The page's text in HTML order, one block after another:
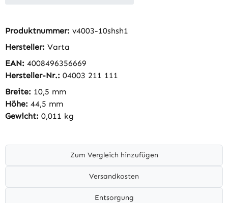
Produktnummer: v4003-10shsh1
Hersteller: Varta
EAN: 4008496356669
Hersteller-Nr.: 04003 211 111
Breite: 10,5 mm
Höhe: 44,5 mm
Gewicht: 0,011 kg
Zum Vergleich hinzufügen
Versandkosten
Entsorgung